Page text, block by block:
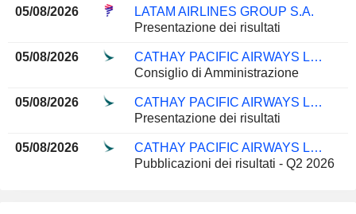
05/08/2026
LATAM AIRLINES GROUP S.A.
Presentazione dei risultati
05/08/2026
CATHAY PACIFIC AIRWAYS LIMITED
Consiglio di Amministrazione
05/08/2026
CATHAY PACIFIC AIRWAYS LIMITED
Presentazione dei risultati
05/08/2026
CATHAY PACIFIC AIRWAYS LIMITED
Pubblicazioni dei risultati - Q2 2026